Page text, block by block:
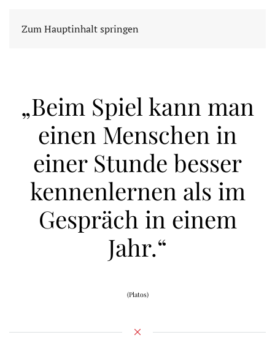
Zum Hauptinhalt springen
„Beim Spiel kann man
einen Menschen in
einer Stunde besser
kennenlernen als im
Gespräch in einem
Jahr.“
(Platos)